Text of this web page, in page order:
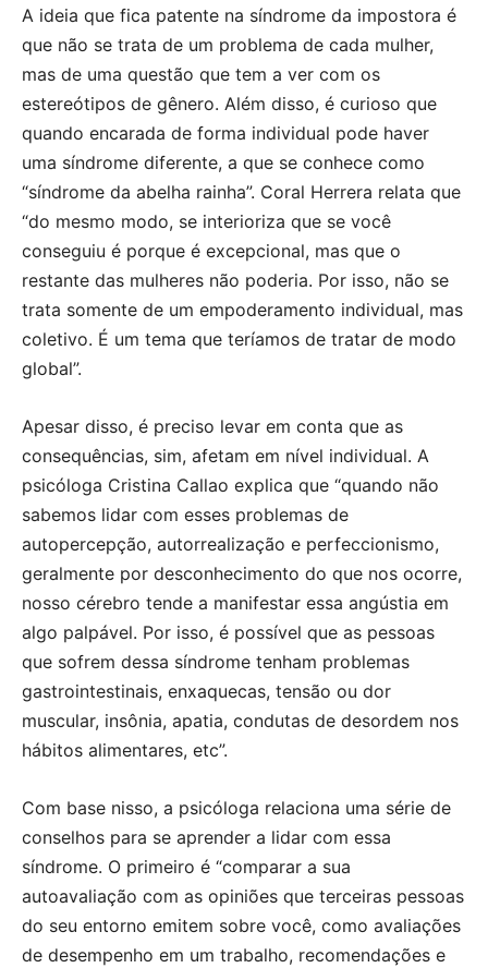
A ideia que fica patente na síndrome da impostora é
que não se trata de um problema de cada mulher,
mas de uma questão que tem a ver com os
estereótipos de gênero. Além disso, é curioso que
quando encarada de forma individual pode haver
uma síndrome diferente, a que se conhece como
“síndrome da abelha rainha”. Coral Herrera relata que
“do mesmo modo, se interioriza que se você
conseguiu é porque é excepcional, mas que o
restante das mulheres não poderia. Por isso, não se
trata somente de um empoderamento individual, mas
coletivo. É um tema que teríamos de tratar de modo
global”.
Apesar disso, é preciso levar em conta que as
consequências, sim, afetam em nível individual. A
psicóloga Cristina Callao explica que “quando não
sabemos lidar com esses problemas de
autopercepção, autorrealização e perfeccionismo,
geralmente por desconhecimento do que nos ocorre,
nosso cérebro tende a manifestar essa angústia em
algo palpável. Por isso, é possível que as pessoas
que sofrem dessa síndrome tenham problemas
gastrointestinais, enxaquecas, tensão ou dor
muscular, insônia, apatia, condutas de desordem nos
hábitos alimentares, etc”.
Com base nisso, a psicóloga relaciona uma série de
conselhos para se aprender a lidar com essa
síndrome. O primeiro é “comparar a sua
autoavaliação com as opiniões que terceiras pessoas
do seu entorno emitem sobre você, como avaliações
de desempenho em um trabalho, recomendações e